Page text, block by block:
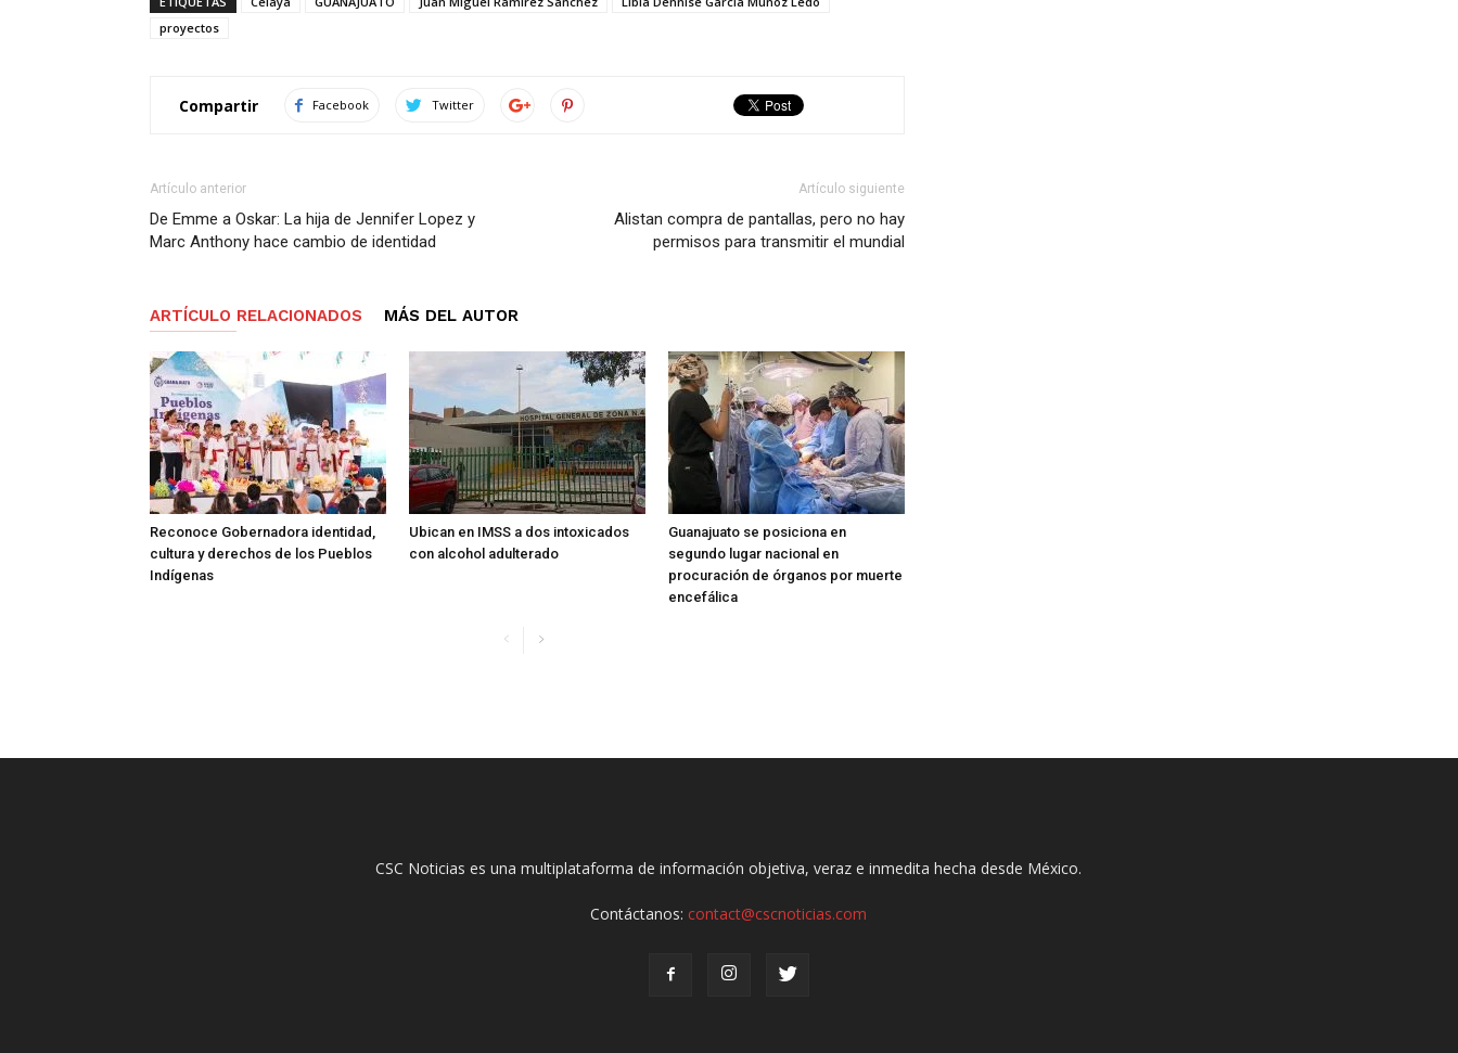
proyectos
Compartir Facebook Twitter
Artículo anterior
De Emme a Oskar: La hija de Jennifer Lopez y
Marc Anthony hace cambio de identidad
Artículo siguiente
Alistan compra de pantallas, pero no hay
permisos para transmitir el mundial
ARTÍCULO RELACIONADOS MÁS DEL AUTOR
Reconoce Gobernadora identidad,
cultura y derechos de los Pueblos
Indígenas
Ubican en IMSS a dos intoxicados
con alcohol adulterado
Guanajuato se posiciona en
segundo lugar nacional en
procuración de órganos por muerte
encefálica
CSC Noticias es una multiplataforma de información objetiva, veraz e inmedita hecha desde México.
Contáctanos:contact@cscnoticias.com